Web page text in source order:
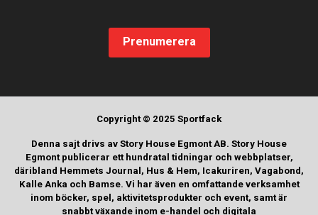
Prenumerera
Copyright © 2025 Sportfack
Denna sajt drivs av Story House Egmont AB. Story House
Egmont publicerar ett hundratal tidningar och webbplatser,
däribland Hemmets Journal, Hus & Hem, Icakuriren, Vagabond,
Kalle Anka och Bamse. Vi har även en omfattande verksamhet
inom böcker, spel, aktivitetsprodukter och event, samt är
snabbt växande inom e-handel och digitala